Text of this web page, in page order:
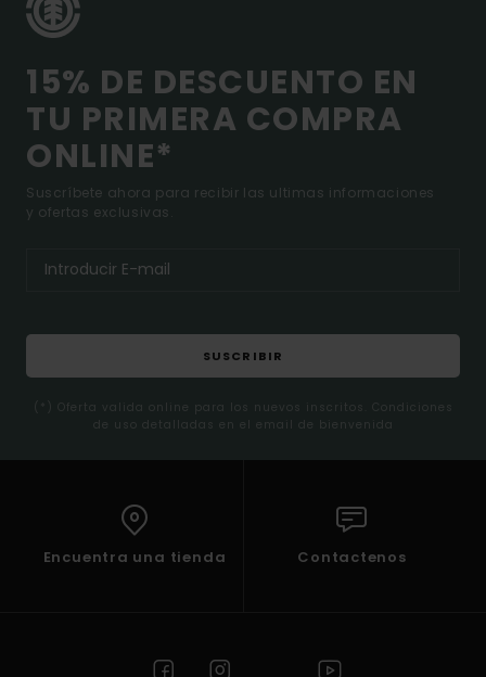
15% DE DESCUENTO EN
TU PRIMERA COMPRA
ONLINE*
Suscríbete ahora para recibir las ultimas informaciones
y ofertas exclusivas.
SUSCRIBIR
(*) Oferta valida online para los nuevos inscritos. Condiciones
de uso detalladas en el email de bienvenida
Encuentra una tienda Contactenos